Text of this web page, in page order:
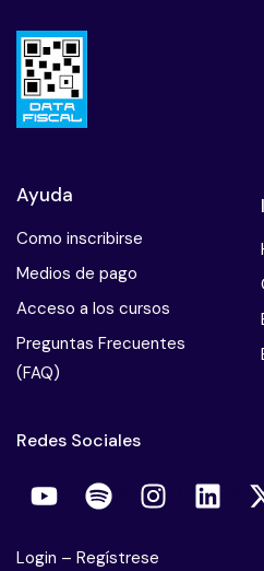
Ayuda
Como inscribirse
Medios de pago
Acceso a los cursos
Preguntas Frecuentes
(FAQ)
Redes Sociales
Login – Regístrese